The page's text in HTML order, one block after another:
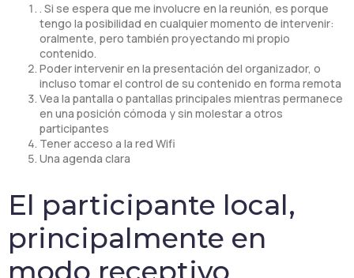
. Si se espera que me involucre en la reunión, es porque
tengo la posibilidad en cualquier momento de intervenir:
oralmente, pero también proyectando mi propio
contenido.
Poder intervenir en la presentación del organizador, o
incluso tomar el control de su contenido en forma remota
Vea la pantalla o pantallas principales mientras permanece
en una posición cómoda y sin molestar a otros
participantes
Tener acceso a la red Wifi
Una agenda clara
El participante local,
principalmente en